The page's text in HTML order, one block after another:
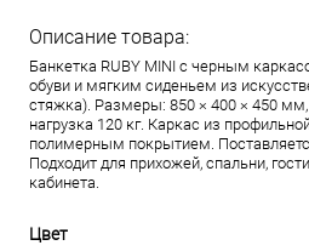
Описание товара:
Банкетка RUBY MINI с черным
обуви и мягким сиденьем из
стяжка). Размеры: 850 × 400 × 450
нагрузка 120 кг. Каркас из
полимерным покрытием.
Подходит для прихожей, спальни,
кабинета.
Цвет